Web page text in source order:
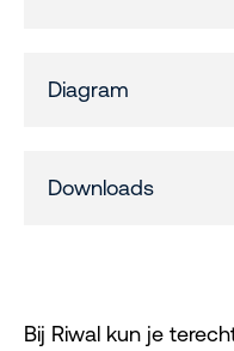
Diagram
Downloads
Bij Riwal kun je